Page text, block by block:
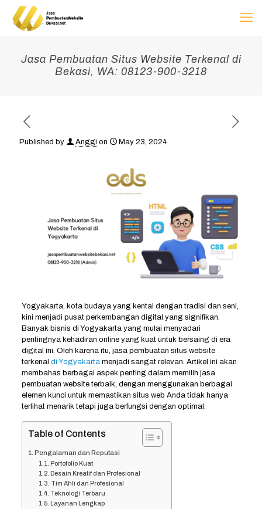
Jasa Pembuatan Situs Website Terkenal di
Bekasi, WA: 08123-900-3218
Published by Anggi on May 23, 2024
Yogyakarta, kota budaya yang kental dengan tradisi dan seni,
kini menjadi pusat perkembangan digital yang signifikan.
Banyak bisnis di Yogyakarta yang mulai menyadari
pentingnya kehadiran online yang kuat untuk bersaing di era
digital ini. Oleh karena itu, jasa pembuatan situs website
terkenal di Yogyakartamenjadi sangat relevan. Artikel ini akan
membahas berbagai aspek penting dalam memilih jasa
pembuatan website terbaik, dengan menggunakan berbagai
elemen kunci untuk memastikan situs web Anda tidak hanya
terlihat menarik tetapi juga berfungsi dengan optimal.
Table of Contents
Pengalaman dan Reputasi
Portofolio Kuat
Desain Kreatif dan Profesional
Tim Ahli dan Profesional
Teknologi Terbaru
Layanan Lengkap